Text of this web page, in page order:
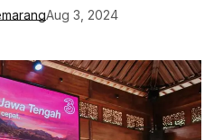
Aug 3, 2024